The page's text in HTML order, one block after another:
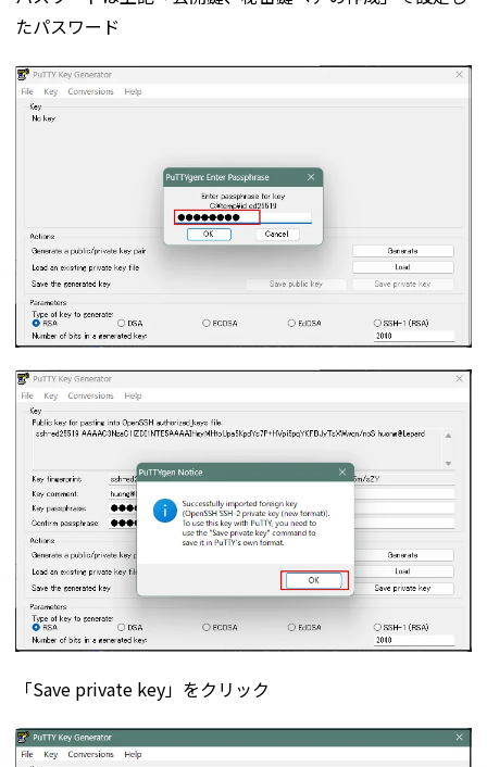
たパスワード
「Save private key」をクリック